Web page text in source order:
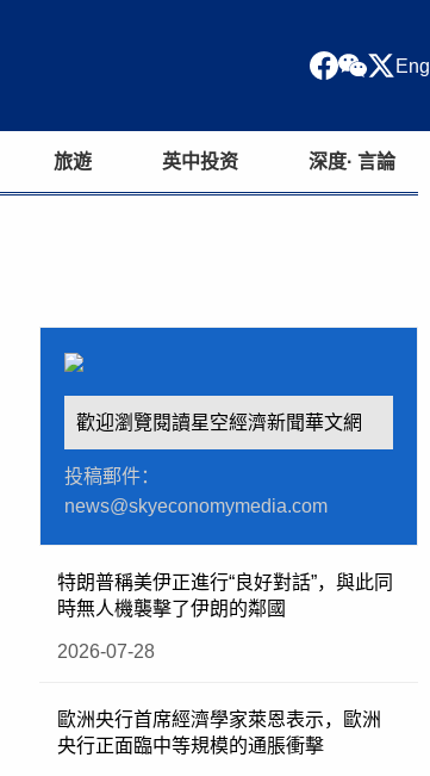
Eng
旅遊 英中投资 深度· 言論
歡迎瀏覽閱讀星空經濟新聞華文網
投稿郵件：
news@skyeconomymedia.com
特朗普稱美伊正進行“良好對話”，與此同
時無人機襲擊了伊朗的鄰國
2026-07-28
歐洲央行首席經濟學家萊恩表示，歐洲
央行正面臨中等規模的通脹衝擊